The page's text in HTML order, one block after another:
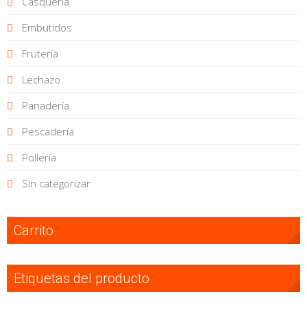
Embutidos
Frutería
Lechazo
Panadería
Pescadería
Pollería
Sin categorizar
Carrito
Etiquetas del producto